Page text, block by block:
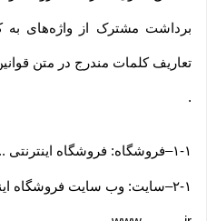
برداشت مشترک از واژه‌های به
تعاریف کلمات مندرج در متن
.
۱-۱–فروشگاه: فروشگاه
۲-۱–سایت: وب سایت فروشگاه